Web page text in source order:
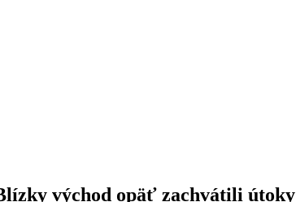
východ opäť zachvátili útoky